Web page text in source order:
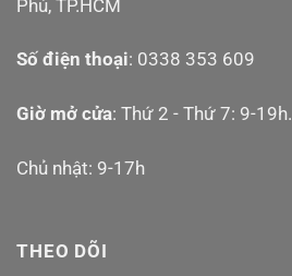
Phú, TP.HCM
Số điện thoại: 0338 353 609
Giờ mở cửa: Thứ 2 - Thứ 7: 9-19h.
Chủ nhật: 9-17h
THEO DÕI